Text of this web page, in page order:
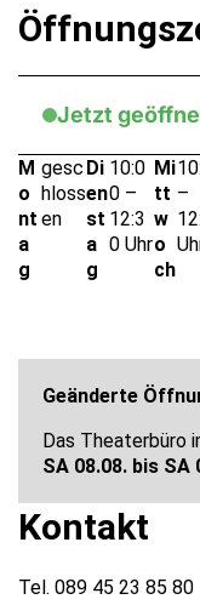
Jetzt
M
o
nt
a
g
gesc
hloss
en
Di
en
st
a
g
10:0
0 –
12:3
0 Uhr
Mi
tt
w
o
ch
–
Geänderte
Das Theaterbüro
SA 08.08. bis SA
Kontakt
Tel. 089 45 23 85 80